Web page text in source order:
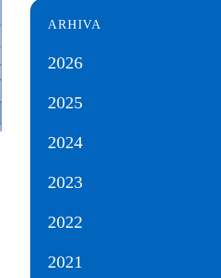
ARHIVA
2026
2025
2024
2023
2022
2021